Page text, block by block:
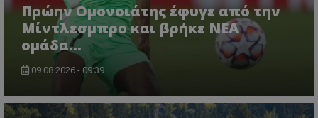
Πρώην Ομονοιάτης έφυγε από την
Μίντλεσμπρο και βρήκε ΝΕΑ
ομάδα...
09.08.2026 - 09:39